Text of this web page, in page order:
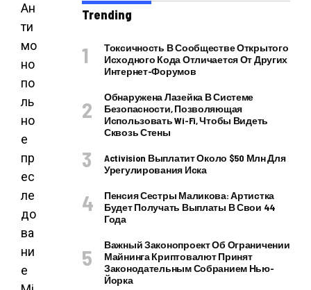
Ан
ти
мо
но
по
ль
но
е
пр
ес
ле
до
ва
ни
е
Trending
Токсичность В Сообществе Открытого
Исходного Кода Отличается От Других
Интернет-Форумов
Обнаружена Лазейка В Системе
Безопасности, Позволяющая
Использовать Wi-Fi, Чтобы Видеть
Сквозь Стены
Activision Выплатит Около $50 Млн Для
Урегулирования Иска
Пенсия Сестры Маликова: Артистка
Будет Получать Выплаты В Свои 44
Года
Важный Законопроект Об Ограничении
Майнинга Криптовалют Принят
Законодательным Собранием Нью-
Йорка